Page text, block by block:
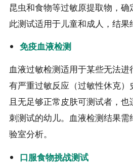
昆虫和食物等过敏原提取物，确
此测试适用于儿童和成人，结果
免疫血液检测
血液过敏检测适用于某些无法
有严重过敏反应（过敏性休克
且无足够正常皮肤可测试者，
刺测试的幼儿。血液检测结果
验室分析。
口服食物挑战测试